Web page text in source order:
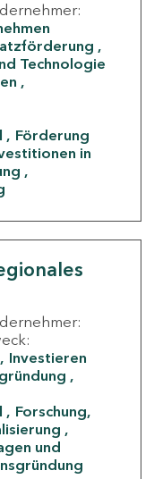
Technologie
Förderung
in
Investieren
Forschung,
und